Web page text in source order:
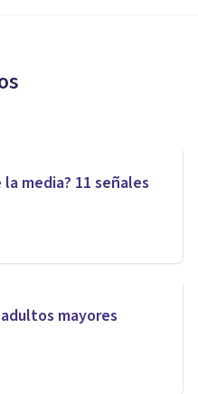
media? 11 señales
mayores
rápido? 13